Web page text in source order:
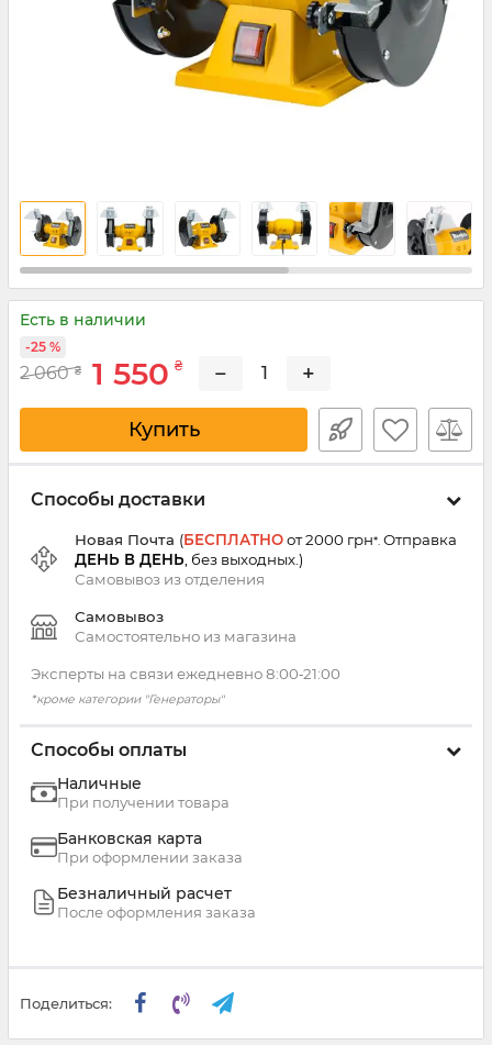
Есть в наличии
2 060 ₴ 1 550 ₴
-25 %
− +
Купить
Способы доставки
Новая Почта (БЕСПЛАТНОот 2000 грн*. Отправка
ДЕНЬ В ДЕНЬ , без выходных.)
Самовывоз изотделения
Самовывоз
Самостоятельно из магазина
Эксперты на связи ежедневно 8:00‑21:00
*кроме категории "Генераторы"
Способы оплаты
Наличные
При получении товара
Банковская карта
При оформлении заказа
Безналичный расчет
После оформления заказа
Поделиться: